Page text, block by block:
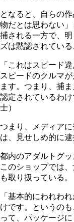
となると、自らの
物だとは思わない
捕される一方で、
ズは黙認されてい
「これはスピード
スピードのクルマ
ます。つまり、捕
認定されているわ
士）
つまり、メディア
は、見せしめ的に
都内のアダルトグ
このショップでは
も取り扱っている。
「基本的にわれわ
けです。というの
って、パッケージに